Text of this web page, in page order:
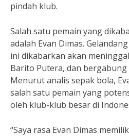
pindah klub.
Salah satu pemain yang
adalah Evan Dimas.
ini dikabarkan akan
Barito Putera, dan
Menurut analis sepak bola,
salah satu pemain yang
oleh klub-klub besar di
“Saya rasa Evan Dimas